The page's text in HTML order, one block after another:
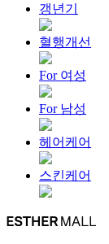
갱년기
혈행개선
For 여성
For 남성
헤어케어
스킨케어